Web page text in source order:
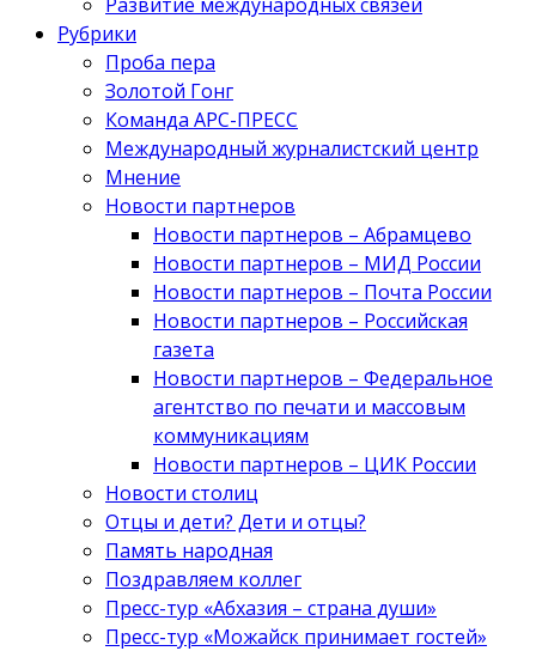
Рубрики
Проба пера
Золотой Гонг
Команда АРС-ПРЕСС
Международный журналистский центр
Мнение
Новости партнеров
Новости партнеров – Абрамцево
Новости партнеров – МИД России
Новости партнеров – Почта России
Новости партнеров – Российская
газета
Новости партнеров – Федеральное
агентство по печати и массовым
коммуникациям
Новости партнеров – ЦИК России
Новости столиц
Отцы и дети? Дети и отцы?
Память народная
Поздравляем коллег
Пресс-тур «Абхазия – страна души»
Пресс-тур «Можайск принимает гостей»